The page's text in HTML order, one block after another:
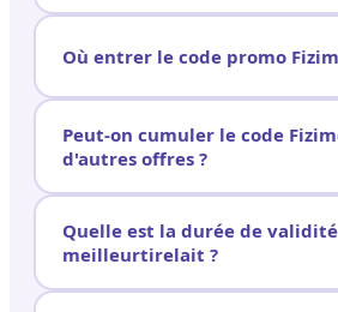
Où entrer le code promo
Peut-on cumuler le code
d'autres offres ?
Quelle est la durée de
meilleurtirelait ?